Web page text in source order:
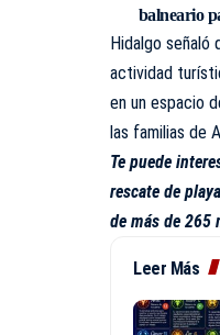
balneario
Hidalgo señaló
actividad
en un espacio
las familias de
Te puede
rescate de
de más de 265
Leer Más